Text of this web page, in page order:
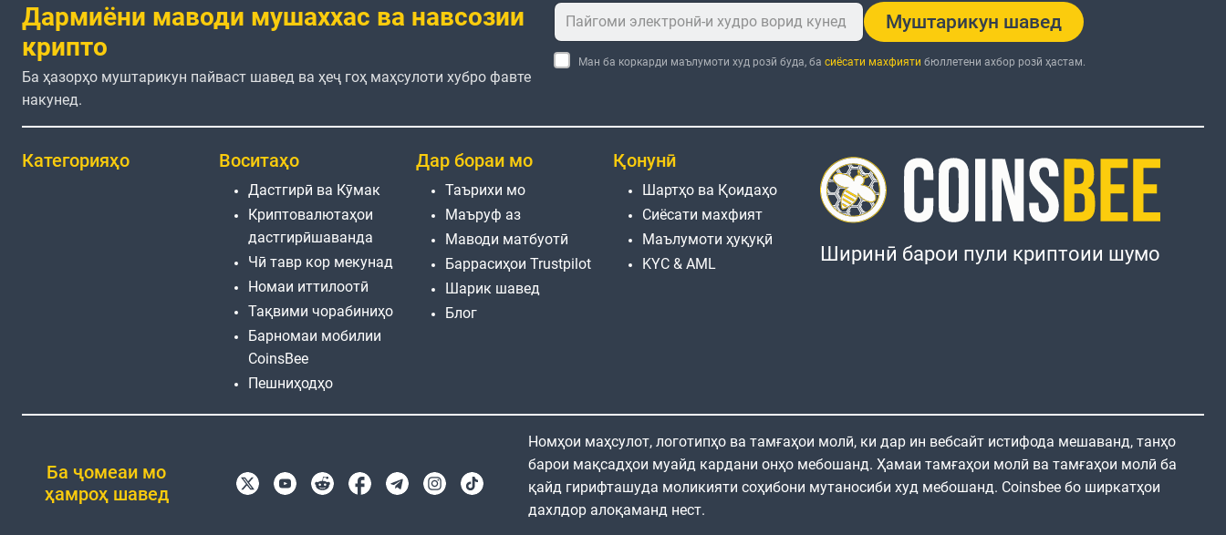
Дармиёни маводи мушаххас ва навсозии
крипто
Ба ҳазорҳо муштарикун пайваст шавед ва ҳеҷ гоҳ маҳсулоти хубро фавте
накунед.
Муштарикун шавед
Ман ба коркарди маълумоти худ розӣ буда, ба сиёсати махфияти бюллетени ахбор розӣ ҳастам.
Категорияҳо Воситаҳо
Дастгирӣ ва Кӯмак
Криптовалютаҳои
дастгирӣшаванда
Чӣ тавр кор мекунад
Номаи иттилоотӣ
Тақвими чорабиниҳо
Барномаи мобилии
CoinsBee
Пешниҳодҳо
Дар бораи мо
Таърихи мо
Маъруф аз
Маводи матбуотӣ
Баррасиҳои Trustpilot
Шарик шавед
Блог
Қонунӣ
Шартҳо ва Қоидаҳо
Сиёсати махфият
Маълумоти ҳуқуқӣ
KYC & AML
Ширинӣ барои пули криптоии шумо
Ба ҷомеаи мо
ҳамроҳ шавед
Номҳои маҳсулот, логотипҳо ва тамғаҳои молӣ, ки дар ин вебсайт истифода мешаванд, танҳо
барои мақсадҳои муайд кардани онҳо мебошанд. Ҳамаи тамғаҳои молӣ ва тамғаҳои молӣ ба
қайд гирифташуда моликияти соҳибони мутаносиби худ мебошанд. Coinsbee бо ширкатҳои
дахлдор алоқаманд нест.